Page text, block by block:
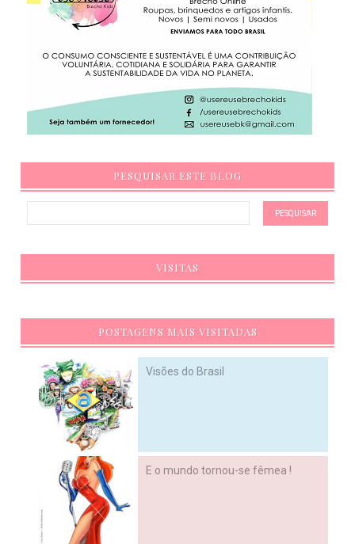
PESQUISAR ESTE BLOG
VISITAS
POSTAGENS MAIS VISITADAS
Visões do Brasil
E o mundo tornou-se fêmea !